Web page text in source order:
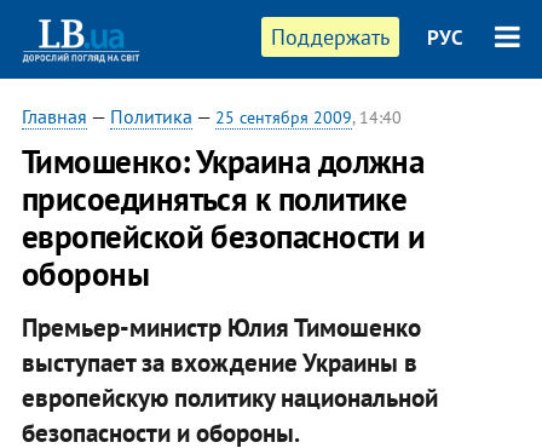
Поддержать РУС
Главная — Политика — 25 сентября 2009, 14:40
Тимошенко: Украина должна
присоединяться к политике
европейской безопасности и
обороны
Премьер-министр Юлия Тимошенко
выступает за вхождение Украины в
европейскую политику национальной
безопасности и обороны.